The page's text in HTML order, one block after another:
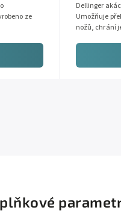
ze
Dellinger
Umožňuje
nožů, chrání